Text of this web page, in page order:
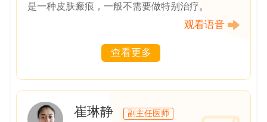
是一种皮肤瘢痕，一般不需要做特别治疗。
观看语音
查看更多
崔琳静 副主任医师